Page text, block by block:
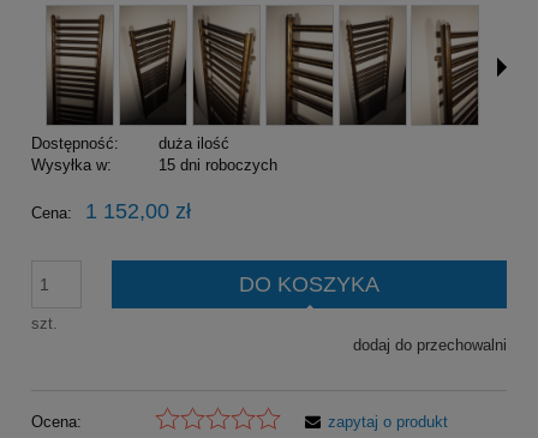
Dostępność:
duża ilość
Wysyłka w:
15 dni roboczych
Cena: 1 152,00 zł
szt.
DO KOSZYKA
dodaj do przechowalni
Ocena:
zapytaj o produkt